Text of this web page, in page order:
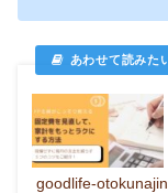
goodlife-